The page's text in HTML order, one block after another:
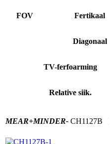
FOV Fertikaal
Diagonaal
TV-ferfoarming
Relative siik.
MEAR+MINDER- CH1127B